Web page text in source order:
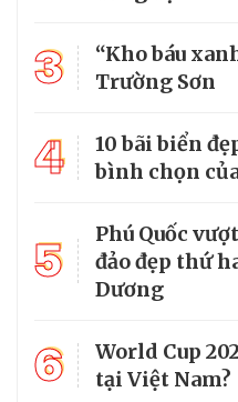
3
“Kho báu
Trường Sơn
4
10 bãi biển
bình chọn
5
Phú Quốc
đảo đẹp thứ
Dương
6
World Cup
tại Việt Nam?